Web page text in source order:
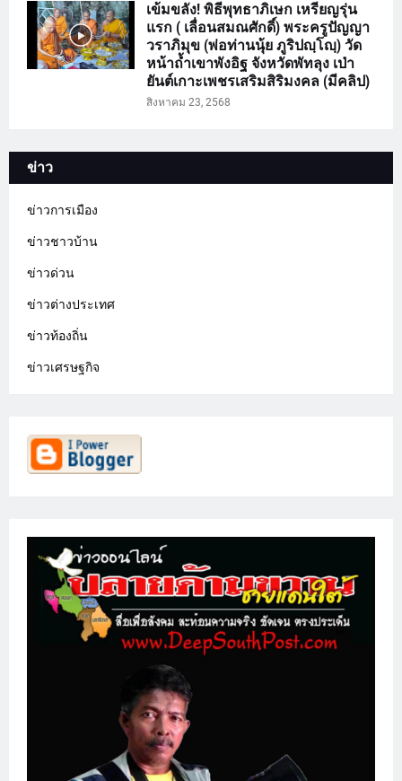
เข้มขลัง! พิธีพุทธาภิเษก เหรียญรุ่น
แรก ( เลื่อนสมณศักดิ์) พระครูปัญญา
วราภิมุข (พ่อท่านนุ้ย ภูริปญฺโญฺ) วัด
หน้าถ้ำเขาพังอิฐ จังหวัดพัทลุง เป่า
ยันต์เกาะเพชรเสริมสิริมงคล (มีคลิป)
สิงหาคม 23, 2568
ข่าว
ข่าวการเมือง
ข่าวชาวบ้าน
ข่าวด่วน
ข่าวต่างประเทศ
ข่าวท้องถิ่น
ข่าวเศรษฐกิจ